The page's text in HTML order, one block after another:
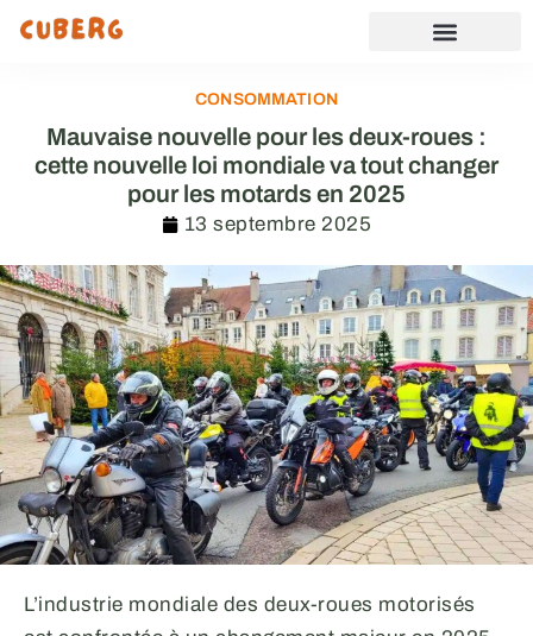
CONSOMMATION
Mauvaise nouvelle pour les deux-roues :
cette nouvelle loi mondiale va tout changer
pour les motards en 2025
13 septembre 2025
L’industrie mondiale des deux-roues motorisés